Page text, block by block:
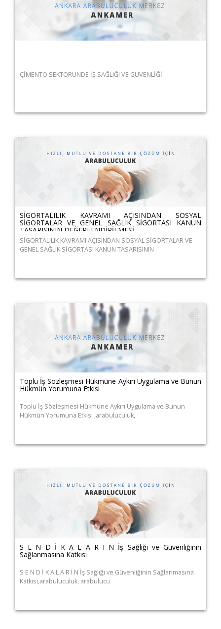
ÇİMENTO SEKTÖRÜNDE İŞ SAĞLIĞI VE GÜVENLİĞİ
SİGORTALILIK KAVRAMI AÇISINDAN SOSYAL
SİGORTALAR VE GENEL SAĞLIK SİGORTASI KANUN
TASARISININ DEĞERLENDİRİLMESİ
SİGORTALILIK KAVRAMI AÇISINDAN SOSYAL SİGORTALAR VE
GENEL SAĞLIK SİGORTASI KANUN TASARISININ
Toplu İş Sözleşmesi Hükmüne Aykırı Uygulama ve Bunun
Hükmün Yorumuna Etkisi
Toplu İş Sözleşmesi Hükmüne Aykırı Uygulama ve Bunun
Hükmün Yorumuna Etkisi ,arabuluculuk,
S E N D İ K A L A R I N İş Sağlığı ve Güvenliğinin
Sağlanmasına Katkısı
S E N D İ K A L A R I N İş Sağlığı ve Güvenliğinin Sağlanmasına
Katkısı,arabuluculuk, arabulucu